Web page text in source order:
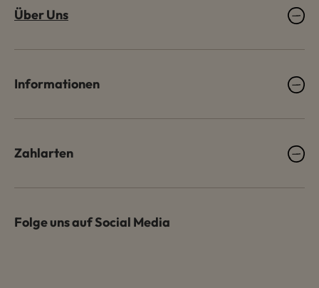
Über Uns
Informationen
Zahlarten
Folge uns auf Social Media